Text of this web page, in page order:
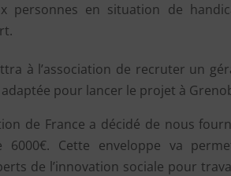
personnes en situation de
à l’association de recruter un
pour lancer le projet à
de France a décidé de nous
6000€. Cette enveloppe va
de l’innovation sociale pour